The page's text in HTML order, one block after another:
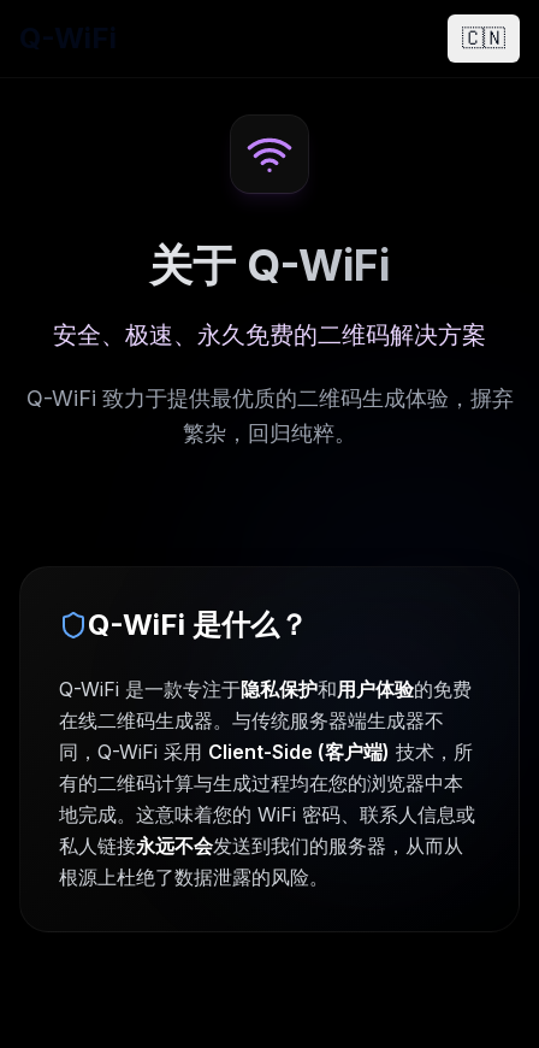
🇨🇳
关于 Q-WiFi
安全、极速、永久免费的二维码解决方案
Q-WiFi 致力于提供最优质的二维码生成体验，摒弃
繁杂，回归纯粹。
Q-WiFi 是什么？
Q-WiFi 是一款专注于隐私保护和用户体验的免费
在线二维码生成器。与传统服务器端生成器不
同，Q-WiFi 采用 Client-Side (客户端) 技术，所
有的二维码计算与生成过程均在您的浏览器中本
地完成。这意味着您的 WiFi 密码、联系人信息或
私人链接永远不会发送到我们的服务器，从而从
根源上杜绝了数据泄露的风险。